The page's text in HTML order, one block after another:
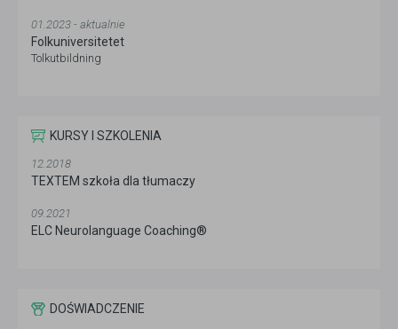
01.2023 - aktualnie
Folkuniversitetet
Tolkutbildning
KURSY I SZKOLENIA
12.2018
TEXTEM szkoła dla tłumaczy
09.2021
ELC Neurolanguage Coaching®
DOŚWIADCZENIE